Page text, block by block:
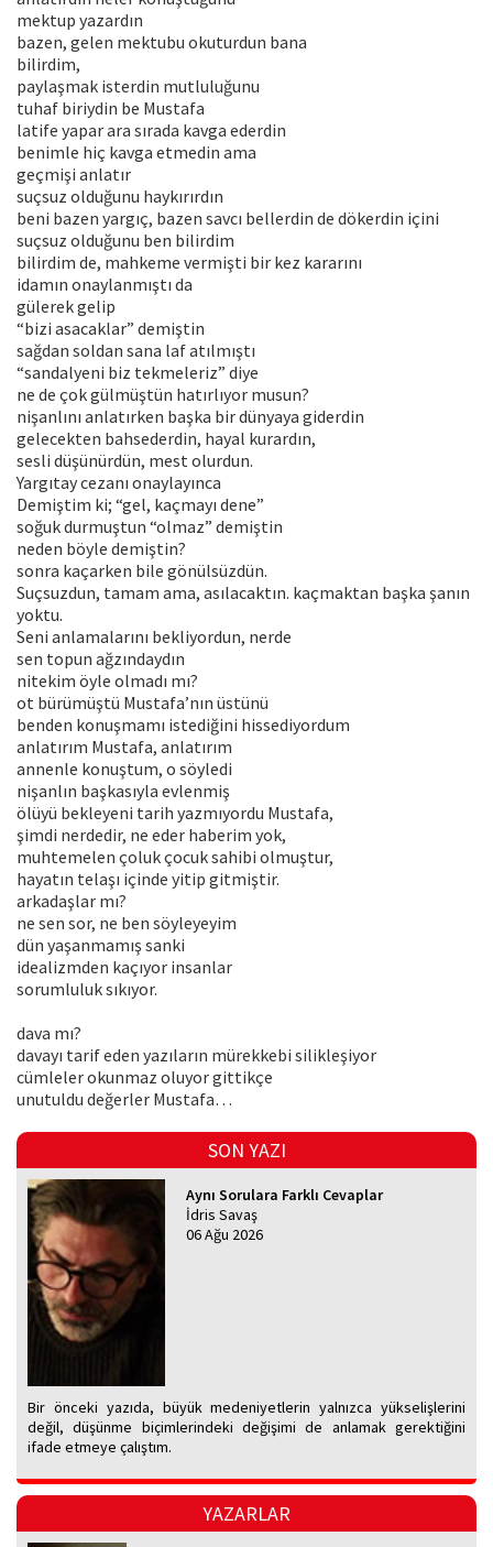
mektup yazardın
bazen, gelen mektubu okuturdun bana
bilirdim,
paylaşmak isterdin mutluluğunu
tuhaf biriydin be Mustafa
latife yapar ara sırada kavga ederdin
benimle hiç kavga etmedin ama
geçmişi anlatır
suçsuz olduğunu haykırırdın
beni bazen yargıç, bazen savcı bellerdin de dökerdin içini
suçsuz olduğunu ben bilirdim
bilirdim de, mahkeme vermişti bir kez kararını
idamın onaylanmıştı da
gülerek gelip
“bizi asacaklar” demiştin
sağdan soldan sana laf atılmıştı
“sandalyeni biz tekmeleriz” diye
ne de çok gülmüştün hatırlıyor musun?
nişanlını anlatırken başka bir dünyaya giderdin
gelecekten bahsederdin, hayal kurardın,
sesli düşünürdün, mest olurdun.
Yargıtay cezanı onaylayınca
Demiştim ki; “gel, kaçmayı dene”
soğuk durmuştun “olmaz” demiştin
neden böyle demiştin?
sonra kaçarken bile gönülsüzdün.
Suçsuzdun, tamam ama, asılacaktın. kaçmaktan başka şanın
yoktu.
Seni anlamalarını bekliyordun, nerde
sen topun ağzındaydın
nitekim öyle olmadı mı?
ot bürümüştü Mustafa’nın üstünü
benden konuşmamı istediğini hissediyordum
anlatırım Mustafa, anlatırım
annenle konuştum, o söyledi
nişanlın başkasıyla evlenmiş
ölüyü bekleyeni tarih yazmıyordu Mustafa,
şimdi nerdedir, ne eder haberim yok,
muhtemelen çoluk çocuk sahibi olmuştur,
hayatın telaşı içinde yitip gitmiştir.
arkadaşlar mı?
ne sen sor, ne ben söyleyeyim
dün yaşanmamış sanki
idealizmden kaçıyor insanlar
sorumluluk sıkıyor.
dava mı?
davayı tarif eden yazıların mürekkebi silikleşiyor
cümleler okunmaz oluyor gittikçe
unutuldu değerler Mustafa…
SON YAZI
Aynı Sorulara Farklı Cevaplar
İdris Savaş
06 Ağu 2026
Bir önceki yazıda, büyük medeniyetlerin yalnızca yükselişlerini
değil, düşünme biçimlerindeki değişimi de anlamak gerektiğini
ifade etmeye çalıştım.
YAZARLAR